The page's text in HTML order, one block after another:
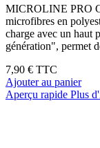
MICROLINE PRO
microfibres en
charge avec un haut
génération", permet
7,90 € TTC
Ajouter au panier
Aperçu rapide Plus